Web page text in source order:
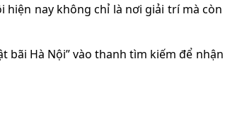
hiện nay không chỉ là nơi giải trí mà
bãi Hà Nội” vào thanh tìm kiếm để